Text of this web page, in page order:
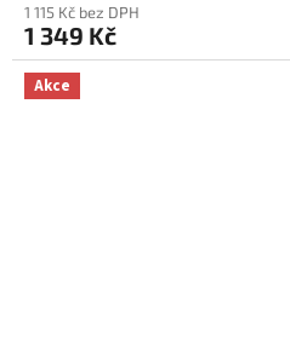
produktu
je
5,0
5
1 115 Kč bez DPH
1 349 Kč
Akce